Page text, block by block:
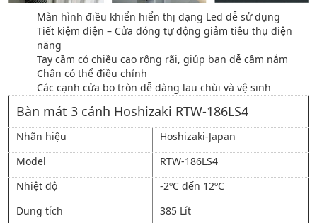
Màn hình điều khiển hiển thị dạng Led dễ sử dụng
Tiết kiệm điện – Cửa đóng tự động giảm tiêu thụ điện
năng
Tay cầm có chiều cao rộng rãi, giúp bạn dễ cầm nắm
Chân có thể điều chỉnh
Các cạnh cửa bo tròn dễ dàng lau chùi và vệ sinh
Bàn mát 3 cánh Hoshizaki RTW-186LS4
Nhãn hiệu
Hoshizaki-Japan
Model
RTW-186LS4
Nhiệt độ
-2ºC đến 12ºC
Dung tích
385 Lít